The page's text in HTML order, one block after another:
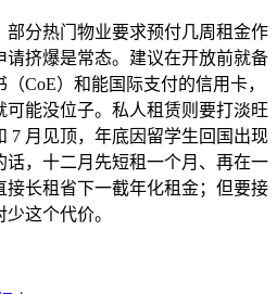
部分热门物业要求预付几周租金作
挤爆是常态。建议在开放前就备
CoE）和能国际支付的信用卡，
能没位子。私人租赁则要打淡旺
7 月见顶，年底因留学生回国出现
，十二月先短租一个月、再在一
接长租省下一截年化租金；但要接
这个代价。